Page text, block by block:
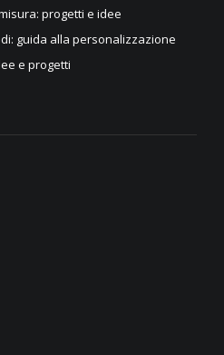
progetti e idee
guida alla personalizzazione
e progetti